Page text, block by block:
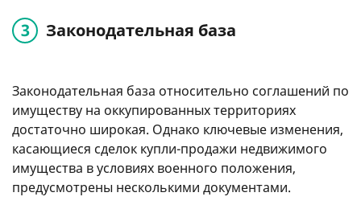
Законодательная база
Законодательная база относительно соглашений по
имуществу на оккупированных территориях
достаточно широкая. Однако ключевые изменения,
касающиеся сделок купли-продажи недвижимого
имущества в условиях военного положения,
предусмотрены несколькими документами.